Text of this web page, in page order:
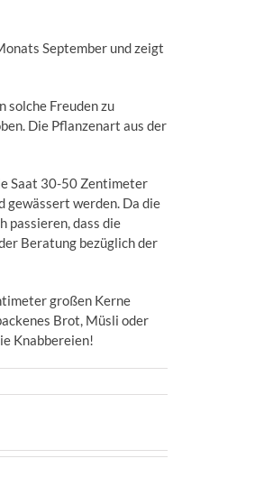
September und zeigt
solche Freuden zu
Die Pflanzenart aus der
Saat 30-50 Zentimeter
gewässert werden. Da die
passieren, dass die
Beratung bezüglich der
großen Kerne
Brot, Müsli oder
Knabbereien!